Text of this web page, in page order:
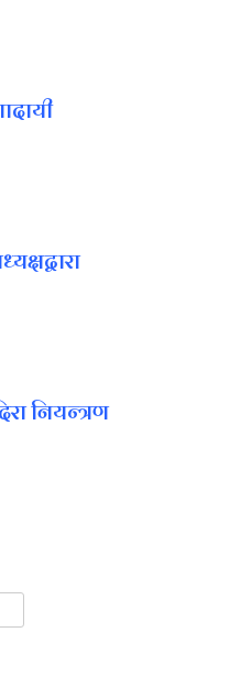
नियन्त्रण